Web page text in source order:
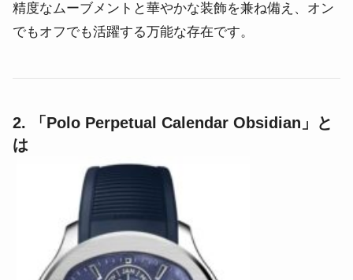
精度なムーブメントと華やかな装飾を兼ね備え、オン
でもオフでも活躍する万能な存在です。
2. 「Polo Perpetual Calendar Obsidian」と
は